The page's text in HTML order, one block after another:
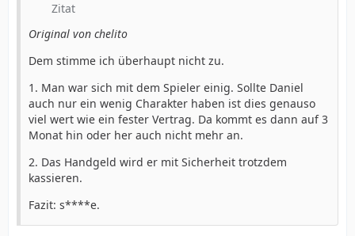
Zitat
Original von chelito
Dem stimme ich überhaupt nicht zu.
1. Man war sich mit dem Spieler einig. Sollte Daniel
auch nur ein wenig Charakter haben ist dies genauso
viel wert wie ein fester Vertrag. Da kommt es dann auf 3
Monat hin oder her auch nicht mehr an.
2. Das Handgeld wird er mit Sicherheit trotzdem
kassieren.
Fazit: s****e.